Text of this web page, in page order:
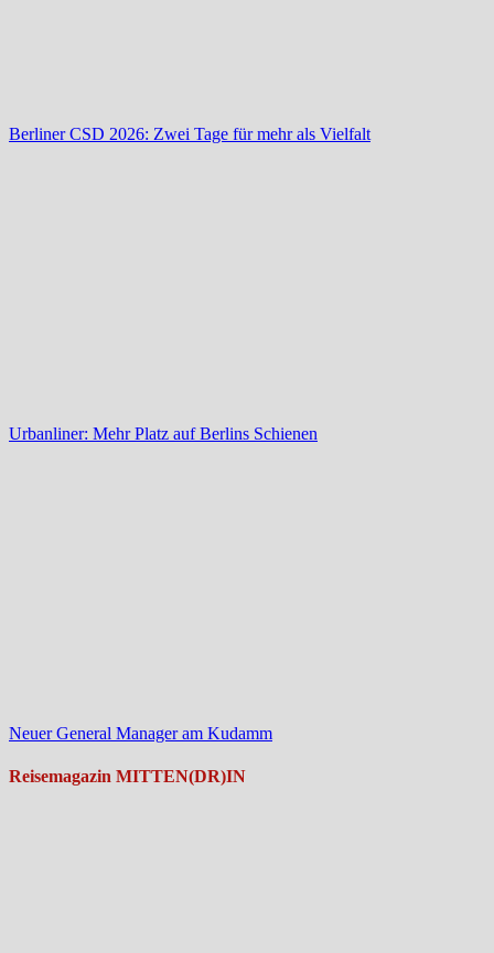
Berliner CSD 2026: Zwei Tage für mehr als Vielfalt
Urbanliner: Mehr Platz auf Berlins Schienen
Neuer General Manager am Kudamm
Reisemagazin MITTEN(DR)IN